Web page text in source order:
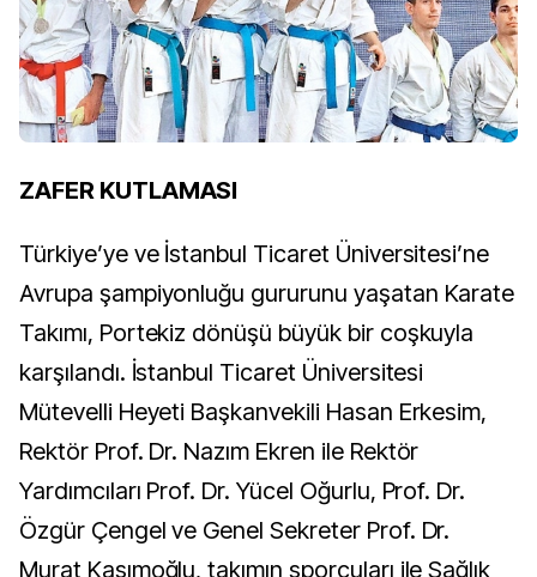
ZAFER KUTLAMASI
Türkiye’ye ve İstanbul Ticaret Üniversitesi’ne
Avrupa şampiyonluğu gururunu yaşatan Karate
Takımı, Portekiz dönüşü büyük bir coşkuyla
karşılandı. İstanbul Ticaret Üniversitesi
Mütevelli Heyeti Başkanvekili Hasan Erkesim,
Rektör Prof. Dr. Nazım Ekren ile Rektör
Yardımcıları Prof. Dr. Yücel Oğurlu, Prof. Dr.
Özgür Çengel ve Genel Sekreter Prof. Dr.
Murat Kasımoğlu, takımın sporcuları ile Sağlık